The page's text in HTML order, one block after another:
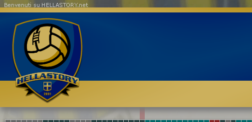
Benvenuti su HELLASTORY.net